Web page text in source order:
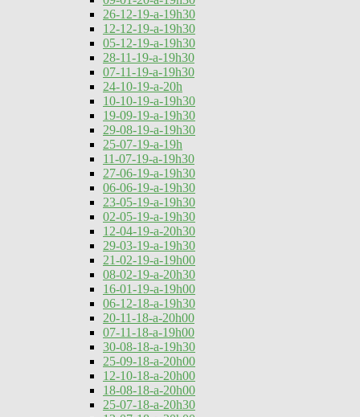
26-12-19-a-19h30
12-12-19-a-19h30
05-12-19-a-19h30
28-11-19-a-19h30
07-11-19-a-19h30
24-10-19-a-20h
10-10-19-a-19h30
19-09-19-a-19h30
29-08-19-a-19h30
25-07-19-a-19h
11-07-19-a-19h30
27-06-19-a-19h30
06-06-19-a-19h30
23-05-19-a-19h30
02-05-19-a-19h30
12-04-19-a-20h30
29-03-19-a-19h30
21-02-19-a-19h00
08-02-19-a-20h30
16-01-19-a-19h00
06-12-18-a-19h30
20-11-18-a-20h00
07-11-18-a-19h00
30-08-18-a-19h30
25-09-18-a-20h00
12-10-18-a-20h00
18-08-18-a-20h00
25-07-18-a-20h30